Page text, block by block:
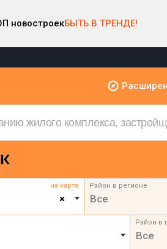
новостроекБЫТЬ В ТРЕНДЕ!
на карте
×
Район в регионе
Все
Район в
Все